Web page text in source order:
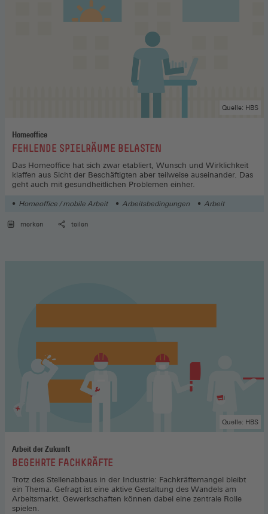
Homeoffice
:FEHLENDE SPIELRÄUME BELASTEN
Quelle: HBS
Das Homeoffice hat sich zwar etabliert, Wunsch und Wirklichkeit
klaffen aus Sicht der ­Beschäftigten aber teilweise auseinander. Das
geht auch mit gesundheitlichen Problemen einher.
Homeoffice / mobile Arbeit Arbeitsbedingungen Arbeit
merken teilen
Arbeit der Zukunft
:BEGEHRTE FACHKRÄFTE
Quelle: HBS
Trotz des Stellenabbaus in der Industrie: Fachkräftemangel bleibt
ein Thema. Gefragt ist eine aktive Gestaltung des Wandels am
Arbeitsmarkt. Gewerkschaften können dabei eine zentrale Rolle
spielen.